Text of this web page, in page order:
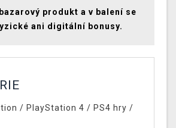
produkt a v balení se
ani digitální bonusy.
/ PlayStation 4 / PS4 hry /